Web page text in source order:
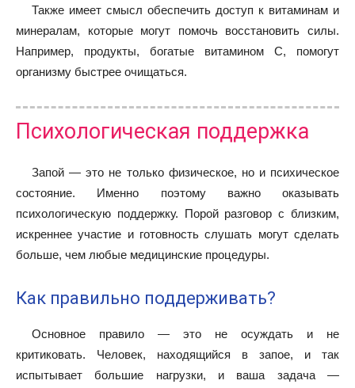
Также имеет смысл обеспечить доступ к витаминам и
минералам, которые могут помочь восстановить силы.
Например, продукты, богатые витамином С, помогут
организму быстрее очищаться.
Психологическая поддержка
Запой — это не только физическое, но и психическое
состояние. Именно поэтому важно оказывать
психологическую поддержку. Порой разговор с близким,
искреннее участие и готовность слушать могут сделать
больше, чем любые медицинские процедуры.
Как правильно поддерживать?
Основное правило — это не осуждать и не
критиковать. Человек, находящийся в запое, и так
испытывает большие нагрузки, и ваша задача —